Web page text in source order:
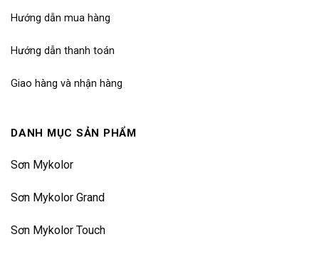
Hướng dẫn mua hàng
Hướng dẫn thanh toán
Giao hàng và nhận hàng
DANH MỤC SẢN PHẨM
Sơn Mykolor
Sơn Mykolor Grand
Sơn Mykolor Touch